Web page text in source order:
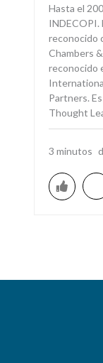
Hasta el
INDECOPI.
reconocido
Chambers
reconocido
Partners.
Thought
3 minutos